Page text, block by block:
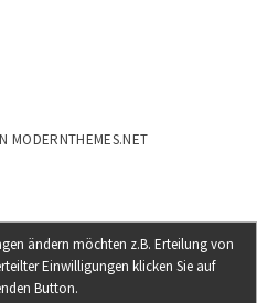
MODERNTHEMES.NET
ändern möchten z.B. Erteilung von
Einwilligungen klicken Sie auf
Button.